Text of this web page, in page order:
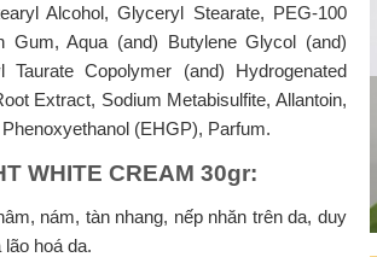
Alcohol, Glyceryl Stearate, PEG-100
Gum, Aqua (and) Butylene Glycol (and)
Taurate Copolymer (and) Hydrogenated
Extract, Sodium Metabisulfite, Allantoin,
(EHGP), Parfum.
WHITE CREAM 30gr:
nám, tàn nhang, nếp nhăn trên da, duy
hoá da.